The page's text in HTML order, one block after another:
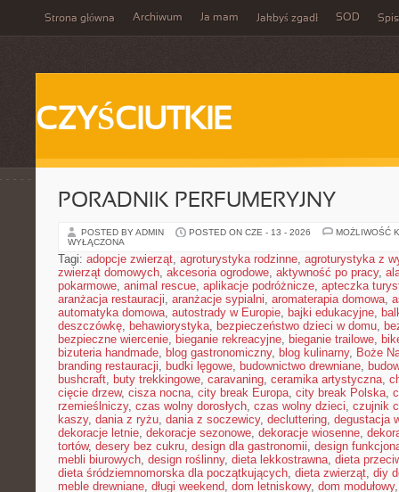
Strona główna Archiwum Ja mam Jakbyś zgadł SOD
CZYŚCIUTKIE
PORADNIK PERFUMERYJNY
POSTED BY ADMIN POSTED ON CZE - 13 - 2026
MOŻLIWOŚĆ
WYŁĄCZONA
Tagi: adopcje zwierząt, agroturystyka rodzinne, agroturystyka z
zwierząt domowych, akcesoria ogrodowe, aktywność po pracy,
pokarmowe, animal rescue, aplikacje podróżnicze, apteczka
aranżacja restauracji, aranżacje sypialni, aromaterapia domowa,
automatyka domowa, autostrady w Europie, bajki edukacyjne,
deszczówkę, behawiorystyka, bezpieczeństwo dzieci w domu,
bezpieczne wiercenie, bieganie rekreacyjne, bieganie trailowe,
bizuteria handmade, blog gastronomiczny, blog kulinarny, Boże
branding restauracji, budki lęgowe, budownictwo drewniane,
bushcraft, buty trekkingowe, caravaning, ceramika artystyczna,
cięcie drzew, cisza nocna, city break Europa, city break Polska,
rzemieślniczy, czas wolny dorosłych, czas wolny dzieci, czujnik
kaszy, dania z ryżu, dania z soczewicy, decluttering, degustacja
dekoracje letnie, dekoracje sezonowe, dekoracje wiosenne,
tortów, desery bez cukru, design dla gastronomii, design
mebli biurowych, design roślinny, dieta lekkostrawna, dieta
dieta śródziemnomorska dla początkujących, dieta zwierząt, diy
meble drewniane, długi weekend, dom letniskowy, dom modułowy